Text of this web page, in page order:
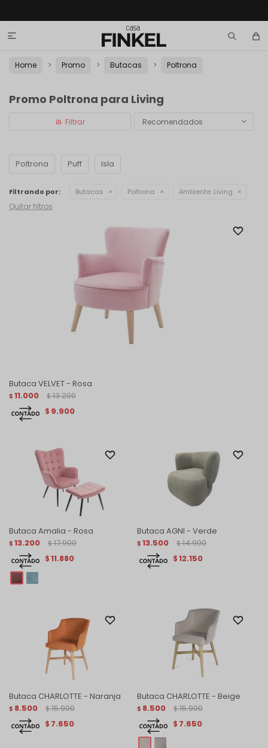

Home Promo Butacas Poltrona
Promo Poltrona para Living
Recomendados
Poltrona Puff Isla
Filtrando por: Butacas Poltrona Ambiente: Living
Quitar filtros
Butaca VELVET - Rosa
$ 11.000 $ 13.200
$ 9.900
Butaca Amalia - Rosa
$ 13.200 $ 17.900
$11.880
Butaca AGNI - Verde
$ 13.500 $ 14.900
$12.150
Butaca CHARLOTTE - Naranja
$ 8.500 $ 15.900
$ 7.650
Butaca CHARLOTTE - Beige
$ 8.500 $ 15.900
$ 7.650